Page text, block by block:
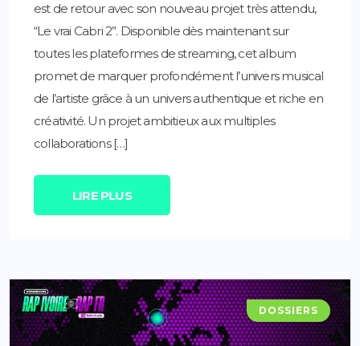
est de retour avec son nouveau projet très attendu,
“Le vrai Cabri 2”. Disponible dès maintenant sur
toutes les plateformes de streaming, cet album
promet de marquer profondément l’univers musical
de l’artiste grâce à un univers authentique et riche en
créativité. Un projet ambitieux aux multiples
collaborations […]
LIRE PLUS
DOSSIERS